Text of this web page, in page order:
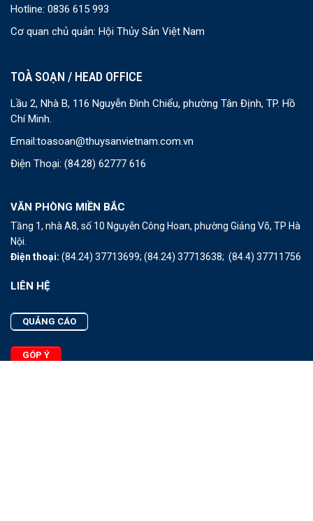
Hotline: 0836 615 993
Cơ quan chủ quản: Hội Thủy Sản Việt Nam
TOÀ SOẠN / HEAD OFFICE
Lầu 2, Nhà B, 116 Nguyễn Đình Chiểu, phường Tân Định, TP. Hồ
Chí Minh.
Email:toasoan@thuysanvietnam.com.vn
Điện Thoại: (84.28) 62777 616
VĂN PHÒNG MIỀN BẮC
Tầng 1, nhà A8, số 10 Nguyễn Công Hoan, phường Giảng Võ, TP Hà
Nội.
Điện thoại: (84.24) 37713699; (84.24) 37713638; (84.4) 37711756
LIÊN HỆ
QUẢNG CÁO
GÓP Ý